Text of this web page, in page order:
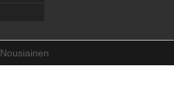
Nousiainen